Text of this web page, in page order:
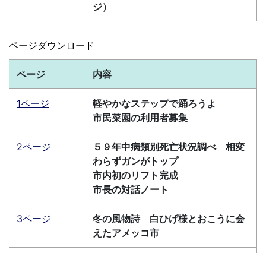
ジ）
ページダウンロード
ページ 内容
1ページ
軽やかなステップで踊ろうよ
市民菜園の利用者募集
2ページ
５９年中病類別死亡状況調べ 相変
わらずガンがトップ
市内初のリフト完成
市長の対話ノート
3ページ
冬の風物詩 白ひげ様とおこうに会
えたアメッコ市